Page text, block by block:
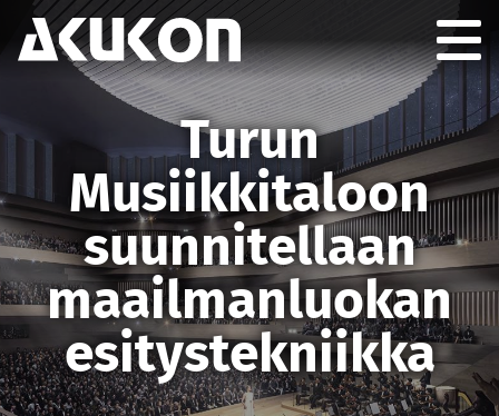
Turun
Musiikkitaloon
suunnitellaan
maailmanluokan
esitystekniikka